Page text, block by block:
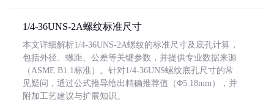
1/4-36UNS-2A螺纹标准尺寸
本文详细解析1/4-36UNS-2A螺纹的标准尺寸及底孔计算，
包括外径、螺距、公差等关键参数，并提供专业数据来源
（ASME B1.1标准）。针对1/4-36UNS螺纹底孔尺寸的常
见疑问，通过公式推导给出精确推荐值（Φ5.18mm），并
附加工艺建议与扩展知识。